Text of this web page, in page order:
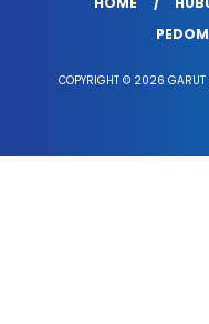
COPYRIGHT © 2026 GARUT